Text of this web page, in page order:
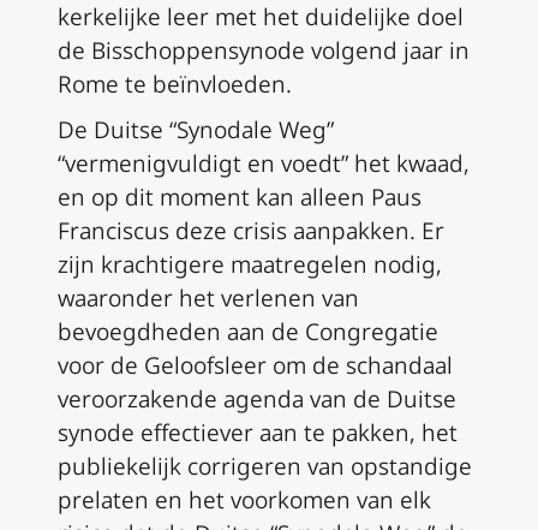
kerkelijke leer met het duidelijke doel
de Bisschoppensynode volgend jaar in
Rome te beïnvloeden.
De Duitse “Synodale Weg”
“vermenigvuldigt en voedt” het kwaad,
en op dit moment kan alleen Paus
Franciscus deze crisis aanpakken. Er
zijn krachtigere maatregelen nodig,
waaronder het verlenen van
bevoegdheden aan de Congregatie
voor de Geloofsleer om de schandaal
veroorzakende agenda van de Duitse
synode effectiever aan te pakken, het
publiekelijk corrigeren van opstandige
prelaten en het voorkomen van elk